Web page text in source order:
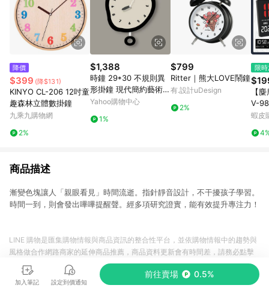
降價
$399 (降$131)
KINYO CL-206 12吋童
趣森林立體數掛鐘
九乘九購物網
2%
$1,388
時鐘 29*30 不規則異
形掛鐘 現代簡約藝術
創意鐘錶 客廳臥室壁掛
Yahoo購物中心
1%
$799
Ritter｜熊大LOVE鬧鐘
有.設計uDesign
2%
限
【
V-
鬧鐘
鐘
蝦皮
商品描述
漸變色塊讓人「親眼看見」時間流逝。指針靜音設計，不干擾孩子學習。
時間一到，則會發出嗶嗶提醒聲。經多項研究證實，能有效提升專注力！
加入筆記 設定到價通知
前往賣場 0.5%
LINE 購物是匯集購物情報與商品資訊的整合性平台，並依購物情報中的趨勢與
風格做合作網路商家的延伸商品推薦，商品資料更新會有時間差，請務必點擊
商品至各合作網路商家，確認現售價與購物條件，一切資訊以合作廠商網頁為
準。